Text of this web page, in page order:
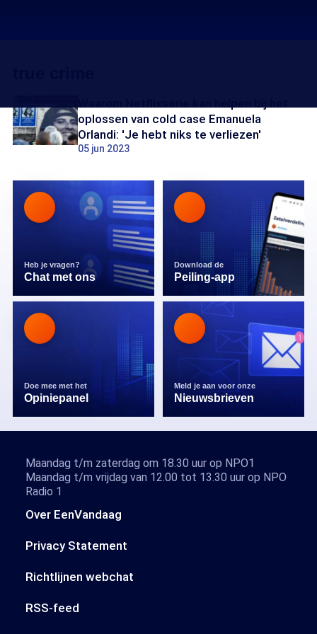
oplossen van cold case Emanuela
Orlandi: 'Je hebt niks te verliezen'
05 jun 2023
Heb je vragen?
Chat met ons
Download de
Peiling-app
Doe mee met het
Opiniepanel
Meld je aan voor onze
Nieuwsbrieven
Over EenVandaag
Privacy Statement
Richtlijnen webchat
RSS-feed
Maandag t/m zaterdag om 18.30 uur op NPO1
Maandag t/m vrijdag van 12.00 tot 13.30 uur op NPO
Radio 1